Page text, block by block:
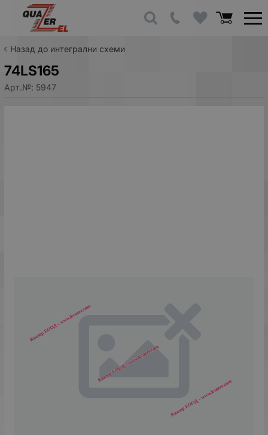
Назад до интегрални схеми
74LS165
Арт.№: 5947